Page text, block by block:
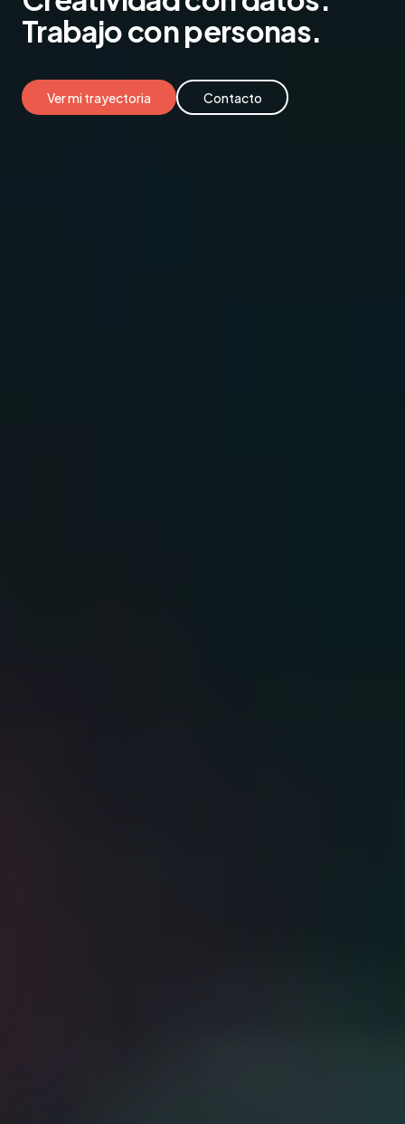
Trabajocon personas.
Ver mi trayectoria Contacto